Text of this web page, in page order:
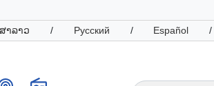
າລາວ / Русский / Español /